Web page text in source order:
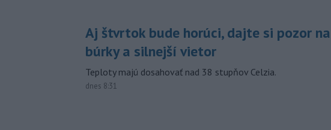
Aj štvrtok bude horúci, dajte si pozor na
búrky a silnejší vietor
Teploty majú dosahovať nad 38 stupňov Celzia.
dnes 8:31